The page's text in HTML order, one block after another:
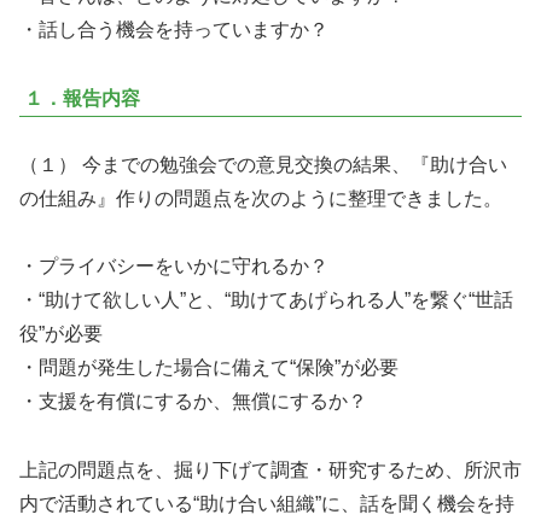
・話し合う機会を持っていますか？
１．報告内容
（１） 今までの勉強会での意見交換の結果、『助け合い
の仕組み』作りの問題点を次のように整理できました。
・プライバシーをいかに守れるか？
・“助けて欲しい人”と、“助けてあげられる人”を繋ぐ“世話
役”が必要
・問題が発生した場合に備えて“保険”が必要
・支援を有償にするか、無償にするか？
上記の問題点を、掘り下げて調査・研究するため、所沢市
内で活動されている“助け合い組織”に、話を聞く機会を持